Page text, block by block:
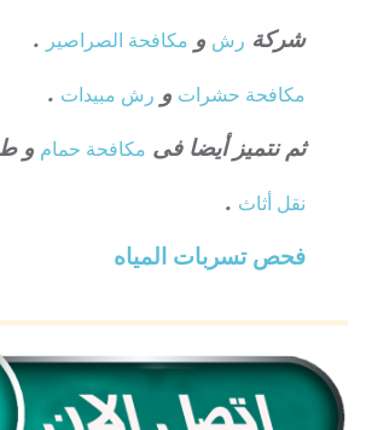
شركة رش و مكافحة الصراصير .
مكافحة حشرات و رش مبيدات .
ثم نتميز أيضا فى مكافحة حمام و
نقل أثاث .
فحص تسربات المياه